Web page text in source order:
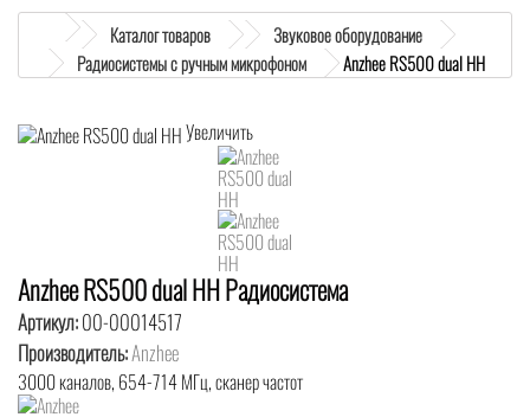
Каталог товаров
Звуковое оборудование
Радиосистемы c ручным микрофоном
Anzhee RS500 dual HH
Увеличить
Anzhee RS500 dual HH Радиосистема
Артикул:00-00014517
Производитель:Anzhee
3000 каналов, 654-714 МГц, сканер частот